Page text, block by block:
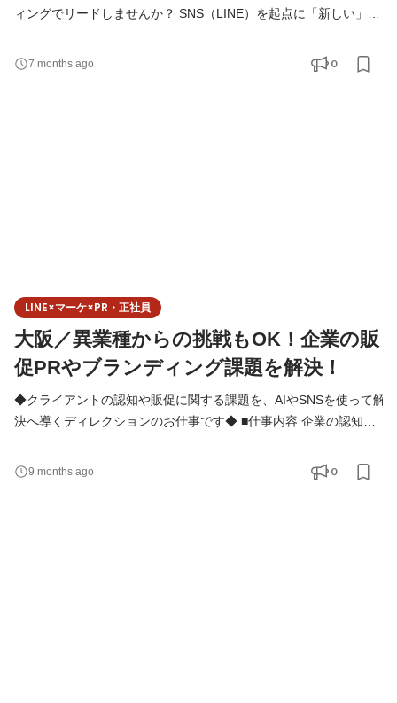
ィングでリードしませんか？ SNS（LINE）を起点に「新しい」
す。 ◆こんな方にお勧め！ ✔企画の立案、進行管理の他、画像作
成、撮影や記事のライティング、などの制作分野から、効果検証
7 months ago 0
LINE×マーケ×PR・正社員
大阪／異業種からの挑戦もOK！企業の販
促PRやブランディング課題を解決！
◆クライアントの認知や販促に関する課題を、AIやSNSを使って解
決へ導くディレクションのお仕事です◆ ■仕事内容 企業の認知度
検証をトータルでご担当いただきます。 日々クライントとコミュ
ニケーションを取りながら、企業の課題解決を実現していくお仕
9 months ago 0